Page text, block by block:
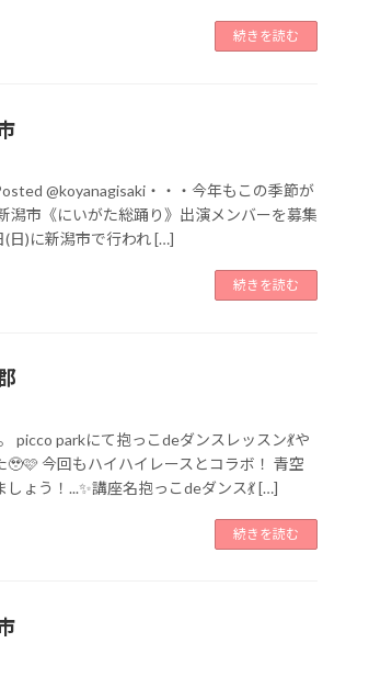
続きを読む
@koyanagisaki・・・今年もこの季節が
潟市《にいがた総踊り》出演メンバーを募集
日)に新潟市で行われ […]
続きを読む
picco parkにて抱っこdeダンスレッスン💃や
🥹🩷 今回もハイハイレースとコラボ！ 青空
ょう！...✨講座名抱っこdeダンス💃 […]
続きを読む